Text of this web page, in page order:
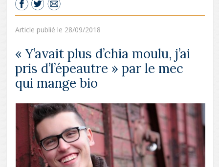
Article publié le 28/09/2018
« Y’avait plus d’chia moulu, j’ai
pris d’l’épeautre » par le mec
qui mange bio